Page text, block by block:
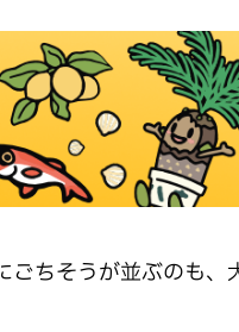
ちそうが並ぶのも、